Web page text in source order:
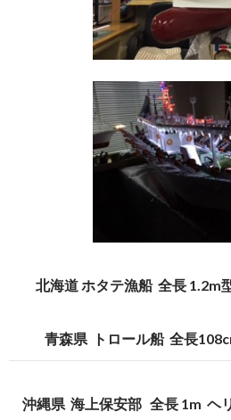
北海道 ホタテ漁船 全長 1.2m
青森県 トロール船 全長
沖縄県 海上保安部 全長 1m ヘ